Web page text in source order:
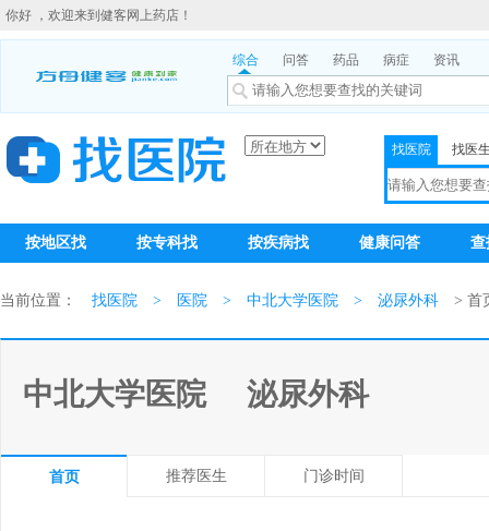
你好 ，欢迎来到健客网上药店！
综合 问答 药品 病症 资讯
找医院 找医
按地区找 按专科找 按疾病找 健康问答 查
当前位置： 找医院 > 医院 > 中北大学医院 > 泌尿外科 > 首
中北大学医院 泌尿外科
首页 推荐医生 门诊时间